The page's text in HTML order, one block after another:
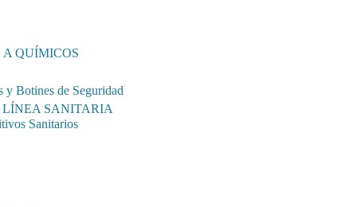
A QUÍMICOS
y Botines de Seguridad
LÍNEA SANITARIA
Sanitarios